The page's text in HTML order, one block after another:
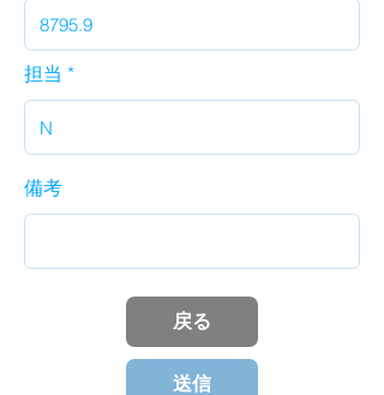
担当
備考
戻る
送信